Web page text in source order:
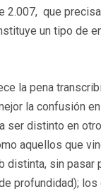
2.007, que
un tipo de
la pena
la confusión
ser distinto en
aquellos que
distinta, sin pasar
profundidad); los